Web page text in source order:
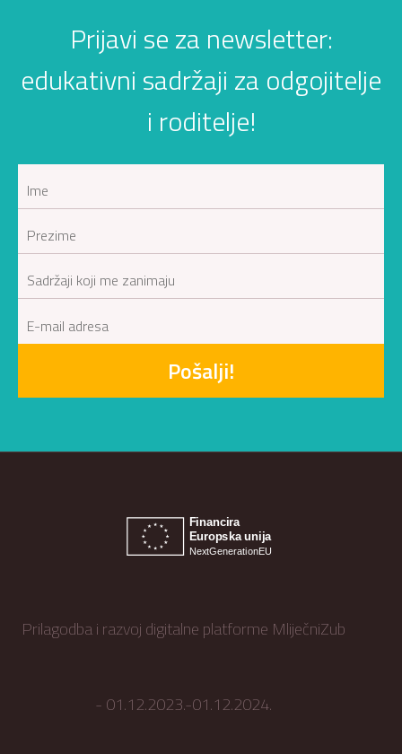
Prijavi se za newsletter:
edukativni sadržaji za odgojitelje
i roditelje!
Pošalji!
Prilagodba i razvoj digitalne platforme MliječniZub
- 01.12.2023.-01.12.2024.